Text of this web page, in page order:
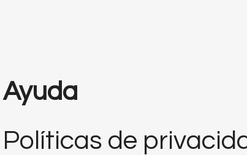
Ayuda
Políticas de